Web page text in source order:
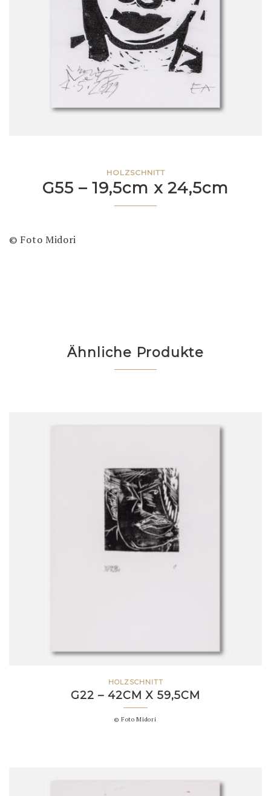
HOLZSCHNITT
G55 – 19,5cm x 24,5cm
© Foto Midori
Ähnliche Produkte
HOLZSCHNITT
G22 – 42CM X 59,5CM
© Foto Midori